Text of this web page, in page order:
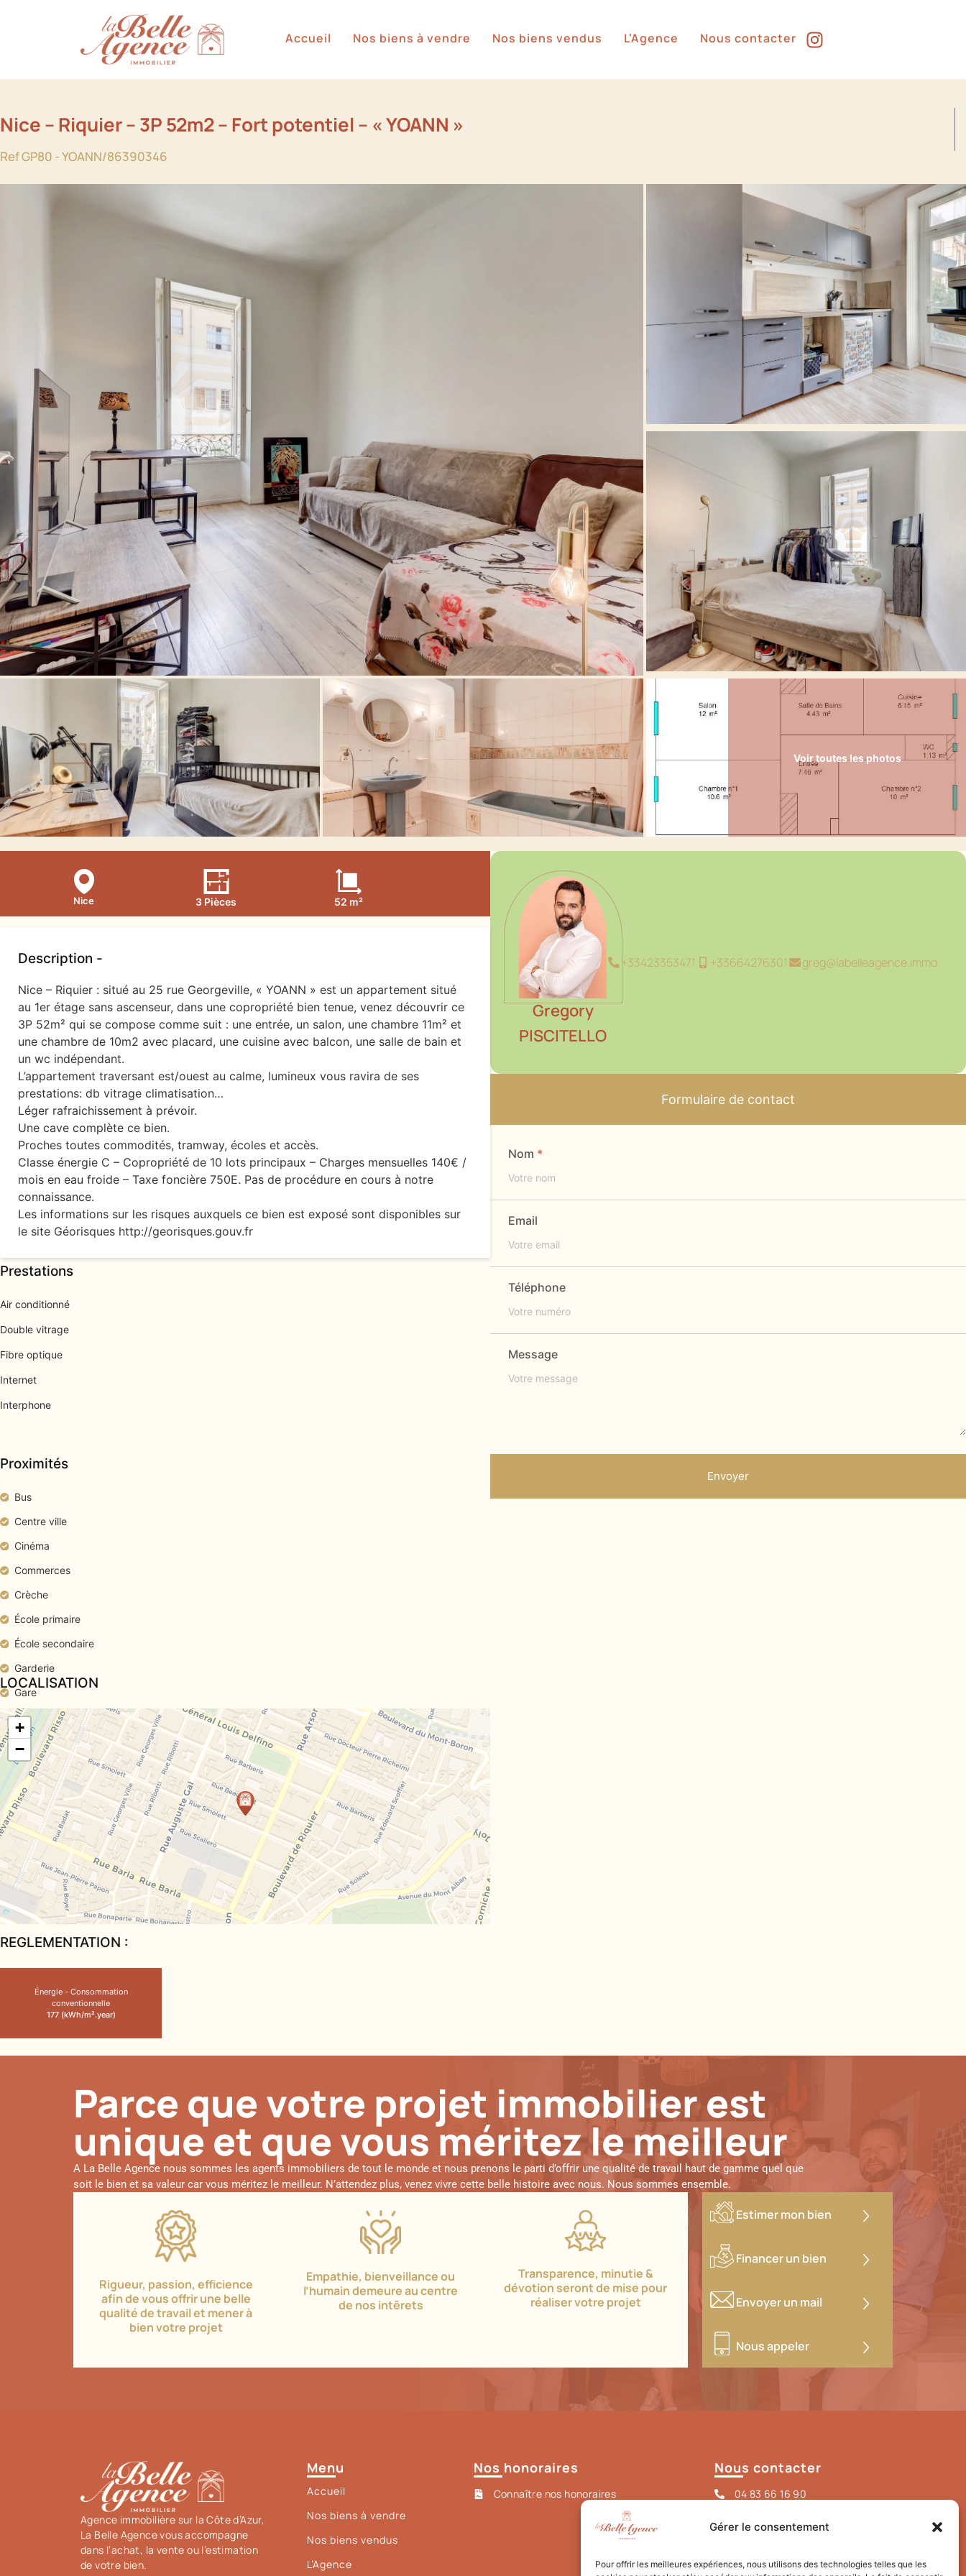
Gérer le consentement
Pour offrir les meilleures expériences, nous utilisons des technologies telles que les
Accueil Nos biens à vendre Nos biens vendus L’Agence Nous contacter
Nice – Riquier – 3P 52m2 – Fort potentiel – « YOANN »
Ref GP80 - YOANN/86390346
Voir toutes les photos
Nice 3 Pièces 52 m²
Description -
Nice – Riquier : situé au 25 rue Georgeville, « YOANN » est un appartement situé
au 1er étage sans ascenseur, dans une copropriété bien tenue, venez découvrir ce
3P 52m² qui se compose comme suit : une entrée, un salon, une chambre 11m² et
une chambre de 10m2 avec placard, une cuisine avec balcon, une salle de bain et
un wc indépendant.
L’appartement traversant est/ouest au calme, lumineux vous ravira de ses
prestations: db vitrage climatisation…
Léger rafraichissement à prévoir.
Une cave complète ce bien.
Proches toutes commodités, tramway, écoles et accès.
Classe énergie C – Copropriété de 10 lots principaux – Charges mensuelles 140€ /
mois en eau froide – Taxe foncière 750E. Pas de procédure en cours à notre
connaissance.
Les informations sur les risques auxquels ce bien est exposé sont disponibles sur
le site Géorisques http://georisques.gouv.fr
Prestations
Air conditionné
Double vitrage
Fibre optique
Internet
Interphone
Proximités
Bus
Centre ville
Cinéma
Commerces
Crèche
École primaire
École secondaire
Garderie
Gare
Médecin
Piscine publique
Salle de sport
Supermarché
Tram
LOCALISATION
+
−
REGLEMENTATION :
Énergie - Consommation
conventionnelle
177 (kWh/m².year)
Gregory
PISCITELLO
+33423353471 +33664276301 greg@labelleagence.immo
Formulaire de contact
Nom
Email
Téléphone
Message
Envoyer
Parce que votre projet immobilier est
unique et que vous méritez le meilleur
A La Belle Agence nous sommes les agents immobiliers de tout le monde et nous prenons le parti d’offrir une qualité de travail haut de gamme quel que
soit le bien et sa valeur car vous méritez le meilleur. N’attendez plus, venez vivre cette belle histoire avec nous. Nous sommes ensemble.
Rigueur, passion, efficience
afin de vous offrir une belle
qualité de travail et mener à
bien votre projet
Empathie, bienveillance ou
l’humain demeure au centre
de nos intêrets
Transparence, minutie &
dévotion seront de mise pour
réaliser votre projet
Estimer mon bien
Financer un bien
Envoyer un mail
Nous appeler
Agence immobilière sur la Côte d’Azur,
La Belle Agence vous accompagne
dans l’achat, la vente ou l’estimation
de votre bien.
Menu
Accueil
Nos biens à vendre
Nos biens vendus
L’Agence
Nos honoraires
Connaître nos honoraires
Nous contacter
04 83 66 16 90
15 Rue Alberti, 06000 Nice